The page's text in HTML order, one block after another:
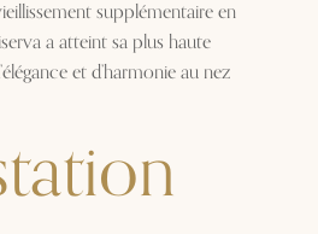
supplémentaire en
a atteint sa plus haute
et d’harmonie au nez